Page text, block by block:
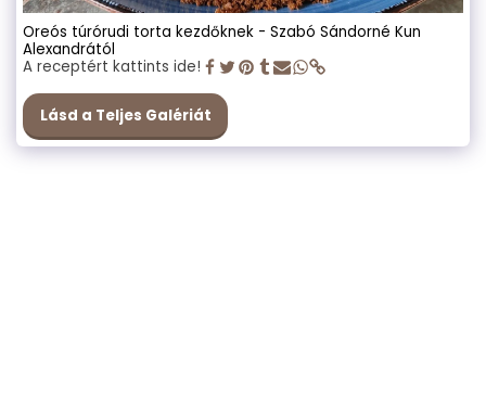
Oreós túrórudi torta kezdőknek - Szabó Sándorné Kun
Alexandrától
A receptért kattints ide!
Lásd a Teljes Galériát